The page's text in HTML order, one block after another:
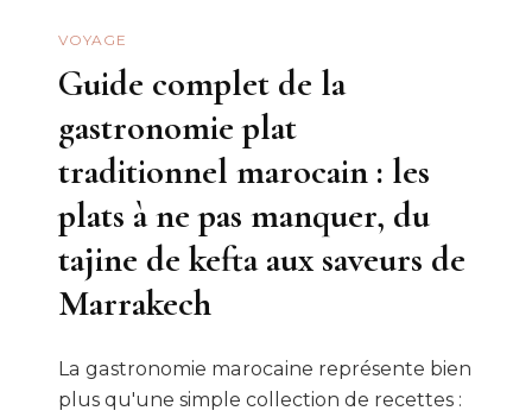
VOYAGE
Guide complet de la
gastronomie plat
traditionnel marocain : les
plats à ne pas manquer, du
tajine de kefta aux saveurs de
Marrakech
La gastronomie marocaine représente bien
plus qu'une simple collection de recettes :